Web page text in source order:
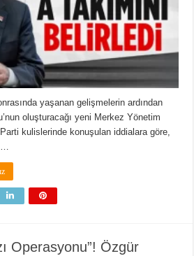
yaşanan gelişmelerin ardından
oluşturacağı yeni Merkez Yönetim
kulislerinde konuşulan iddialara göre,
Operasyonu”! Özgür